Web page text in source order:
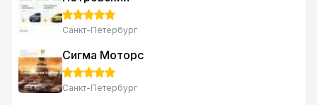
Санкт-Петербург
Сигма Моторс
Санкт-Петербург